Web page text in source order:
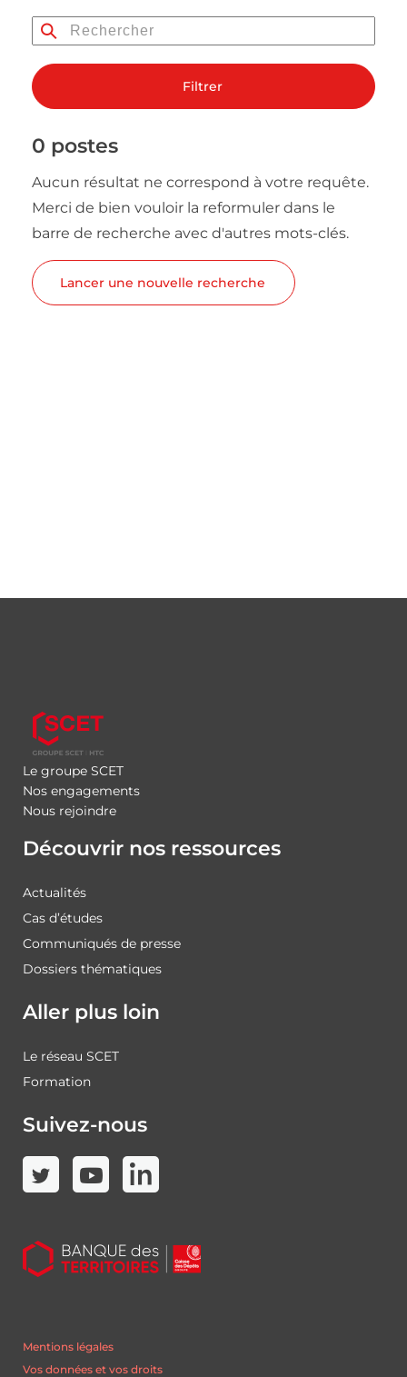
Filtrer
0 postes
Aucun résultat ne correspond à votre requête.
Merci de bien vouloir la reformuler dans le
barre de recherche avec d'autres mots-clés.
Lancer une nouvelle recherche
Le groupe SCET
Nos engagements
Nous rejoindre
Découvrir nos ressources
Actualités
Cas d’études
Communiqués de presse
Dossiers thématiques
Aller plus loin
Le réseau SCET
Formation
Suivez-nous
Mentions légales
Vos données et vos droits